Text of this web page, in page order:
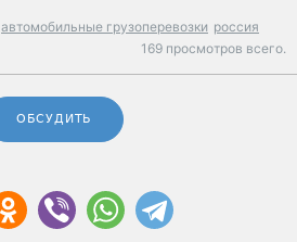
автомобильные грузоперевозки россия
169 просмотров всего.
ОБСУДИТЬ